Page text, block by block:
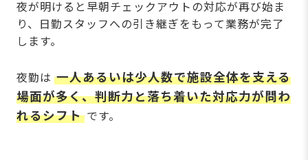
夜が明けると早朝チェックアウトの対応が再び始ま
り、日勤スタッフへの引き継ぎをもって業務が完了
します。
夜勤は 一人あるいは少人数で施設全体を支える
場面が多く、判断力と落ち着いた対応力が問わ
れるシフト です。